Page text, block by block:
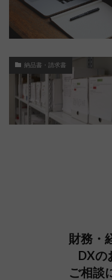
納品書・請求書
財務・
DXの
ご相談